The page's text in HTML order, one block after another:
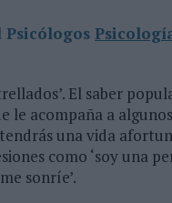
Psicólogos
El saber
le acompaña a
una vida
como ‘soy una
sonríe’.